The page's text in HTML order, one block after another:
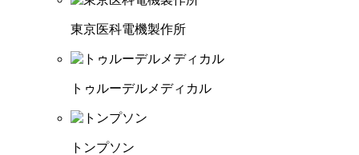
東京医科電機製作所
トゥルーデルメディカル
トンプソン